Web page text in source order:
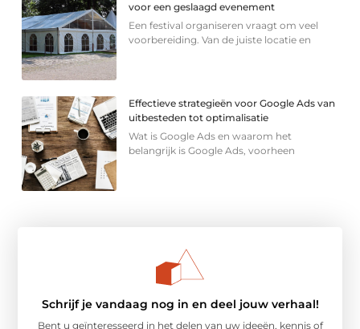
voor een geslaagd evenement
Een festival organiseren vraagt om veel
voorbereiding. Van de juiste locatie en
Effectieve strategieën voor Google Ads van
uitbesteden tot optimalisatie
Wat is Google Ads en waarom het
belangrijk is Google Ads, voorheen
Schrijf je vandaag nog in en deel jouw verhaal!
Bent u geïnteresseerd in het delen van uw ideeën, kennis of